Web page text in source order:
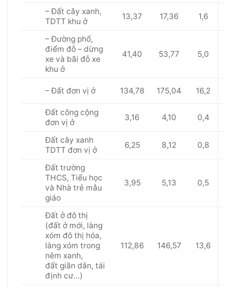
– Đất cây xanh,
TDTT khu ở
13,37 17,36 1,6
– Đường phố,
điểm đỗ – dừng
xe và bãi đỗ xe
khu ở
41,40 53,77 5,0
– Đất đơn vị ở 134,78 175,04 16,2
Đất công cộng
đơn vị ở
3,16 4,10 0,4
Đất cây xanh
TDTT đơn vị ở
6,25 8,12 0,8
Đất trường
THCS, Tiểu học
và Nhà trẻ mẫu
giáo
3,95 5,13 0,5
Đất ở đô thị
(đất ở mới, làng
xóm đô thị hóa,
làng xóm trong
nêm xanh,
đất giãn dân, tái
định cư…)
112,86 146,57 13,6